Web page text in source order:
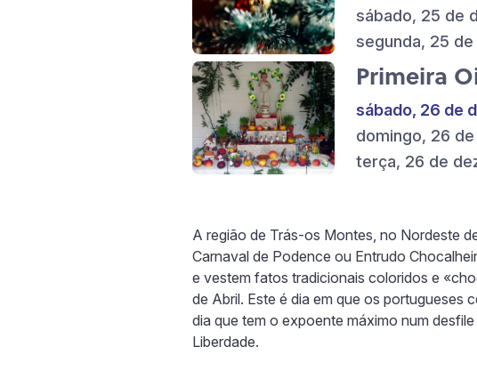
sábado, 25 de
segunda, 25
Primeira
sábado, 26 de
domingo, 26
terça, 26 de
A região de Trás-os Montes, no Nordeste
Carnaval de Podence ou Entrudo
e vestem fatos tradicionais coloridos e
de Abril. Este é dia em que os portugueses
dia que tem o expoente máximo num
Liberdade.